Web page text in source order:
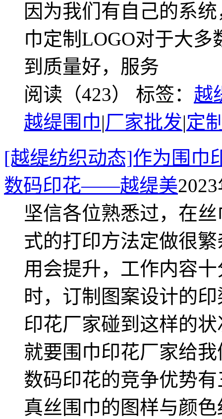
因为我们有自己的系
巾定制LOGO对于大
到质量好，服务
阅读（423） 标签： 越
越缇围巾|厂家批发|定
[越缇纺织动态]作为围巾
数码印花——越缇美
坚信各位熟悉过，在
式的打印方法定做很
用会提升，工作内容
时，订制图案设计的
印花厂家碰到这样的
就要围巾印花厂家给
数码印花的竞争优势
真丝围巾的图样与颜